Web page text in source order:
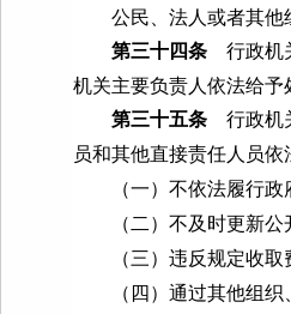
公民、法人或者其他组
第三十四条行政机关
机关主要负责人依法给予
第三十五条行政机关
员和其他直接责任人员
（一）不依法履行政
（二）不及时更新公开
（三）违反规定收取
（四）通过其他组织